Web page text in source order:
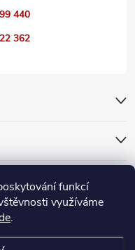
funkcí
využíváme
.
440
362